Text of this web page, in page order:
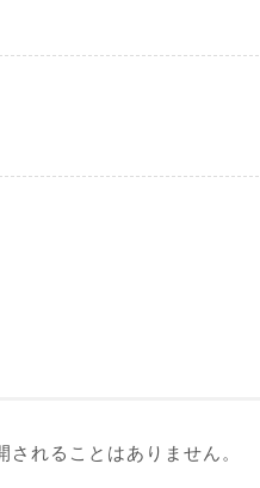
れることはありません。